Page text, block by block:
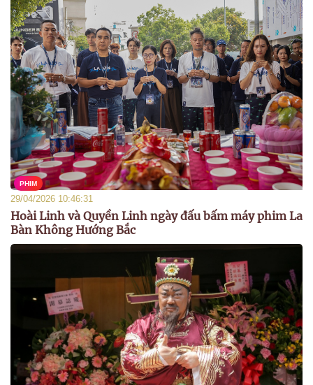
PHIM
29/04/2026 10:46:31
Hoài Linh và Quyền Linh ngày đấu bấm máy phim La
Bàn Không Hướng Bắc